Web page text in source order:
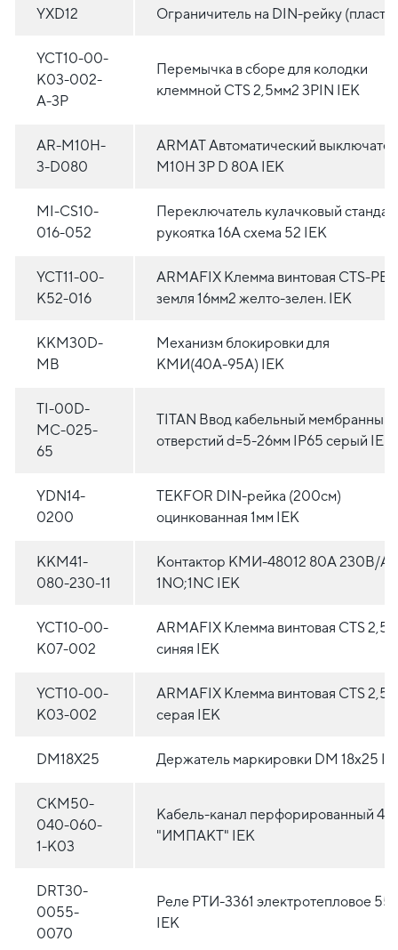
YXD12 Ограничитель на DIN-рейку
YCT10-00-
K03-002-
A-3P
Перемычка в сборе для колодки
клеммной CTS 2,5мм2 3PIN IEK
AR-M10H-
3-D080
ARMAT Автоматический
M10H 3P D 80A IEK
MI-CS10-
016-052
Переключатель кулачковый
рукоятка 16А схема 52 IEK
YCT11-00-
K52-016
ARMAFIX Клемма винтовая CTS-PEN
земля 16мм2 желто-зелен. IEK
KKM30D-
MB
Механизм блокировки для
КМИ(40А-95А) IEK
TI-00D-
MC-025-
65
TITAN Ввод кабельный мембранный
отверстий d=5-26мм IP65 серый IEK
YDN14-
0200
TEKFOR DIN-рейка (200см)
оцинкованная 1мм IEK
KKM41-
080-230-11
Контактор КМИ-48012 80А 230В/
1NO;1NC IEK
YCT10-00-
K07-002
ARMAFIX Клемма винтовая CTS
синяя IEK
YCT10-00-
K03-002
ARMAFIX Клемма винтовая CTS
серая IEK
DM18X25 Держатель маркировки DM 18x25
CKM50-
040-060-
1-K03
Кабель-канал перфорированный
"ИМПАКТ" IEK
DRT30-
0055-
0070
Реле РТИ-3361 электротепловое
IEK